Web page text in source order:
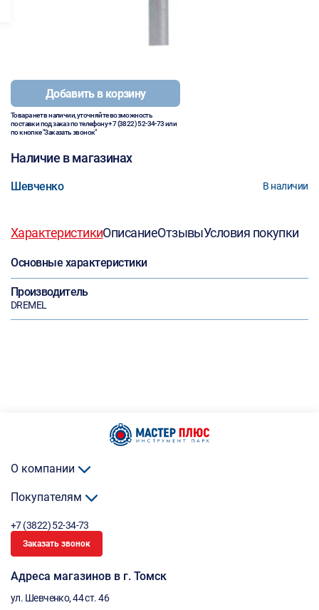
Добавить в корзину
Товара нет в наличии, уточняйте возможность
поставки под заказ по телефону+7 (3822) 52-34-73или
по кнопке "Заказать звонок"
Наличие в магазинах
Шевченко В наличии
ХарактеристикиОписаниеОтзывыУсловия покупки
Основные характеристики
Производитель
DREMEL
О компании
Покупателям
+7 (3822) 52-34-73
Заказать звонок
Адреса магазинов в г. Томск
ул. Шевченко, 44 ст. 46